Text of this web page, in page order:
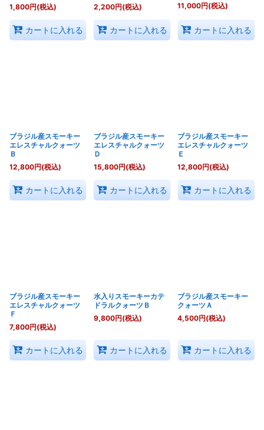
1,800円(税込)
カートに入れる
2,200円(税込)
カートに入れる
11,000円(税込)
カートに入れる
ブラジル産スモーキー
エレスチャルクォーツ
Ｂ
12,800円(税込)
カートに入れる
ブラジル産スモーキー
エレスチャルクォーツ
Ｄ
15,800円(税込)
カートに入れる
ブラジル産スモーキー
エレスチャルクォーツ
Ｅ
12,800円(税込)
カートに入れる
ブラジル産スモーキー
エレスチャルクォーツ
Ｆ
7,800円(税込)
カートに入れる
水入りスモーキーカテ
ドラルクォーツＢ
9,800円(税込)
カートに入れる
ブラジル産スモーキー
クォーツＡ
4,500円(税込)
カートに入れる